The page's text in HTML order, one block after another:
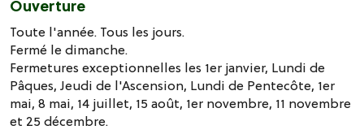
Ouverture
Toute l'année. Tous les jours.
Fermé le dimanche.
Fermetures exceptionnelles les 1er janvier, Lundi de
Pâques, Jeudi de l'Ascension, Lundi de Pentecôte, 1er
mai, 8 mai, 14 juillet, 15 août, 1er novembre, 11 novembre
et 25 décembre.